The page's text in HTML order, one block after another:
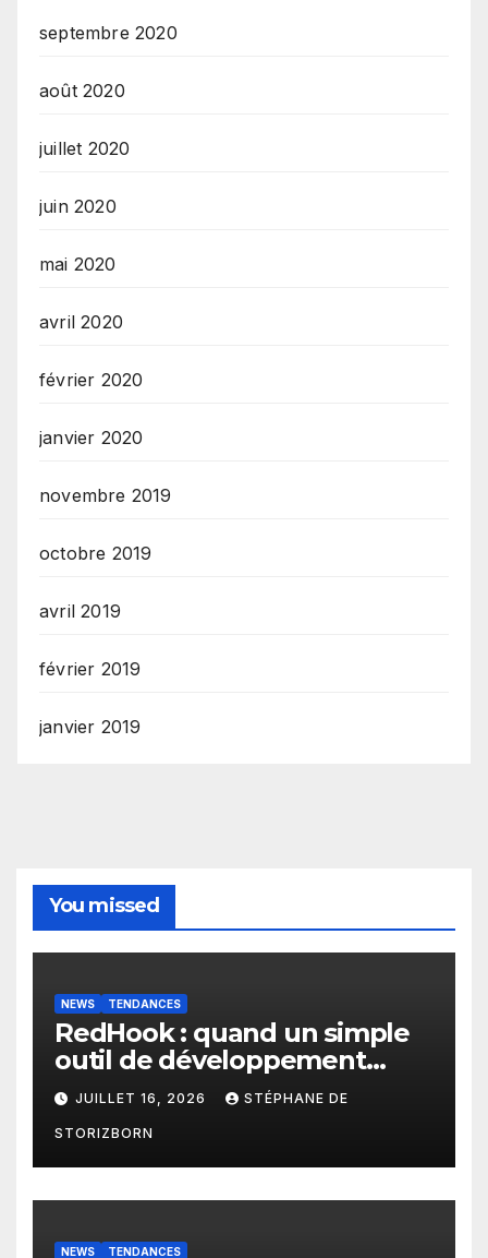
septembre 2020
août 2020
juillet 2020
juin 2020
mai 2020
avril 2020
février 2020
janvier 2020
novembre 2019
octobre 2019
avril 2019
février 2019
janvier 2019
You missed
NEWS TENDANCES
RedHook : quand un simple
outil de développement
Android devient une porte
d’entrée pour les
cybercriminels
JUILLET 16, 2026 STÉPHANE DE
STORIZBORN
NEWS TENDANCES